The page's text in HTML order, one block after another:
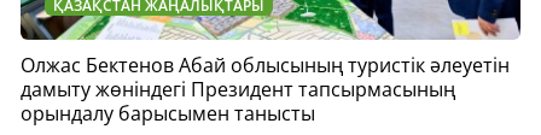
ҚАЗАҚСТАН ЖАҢАЛЫҚТАРЫ
Олжас Бектенов Абай облысының туристік әлеуетін
дамыту жөніндегі Президент тапсырмасының
орындалу барысымен танысты